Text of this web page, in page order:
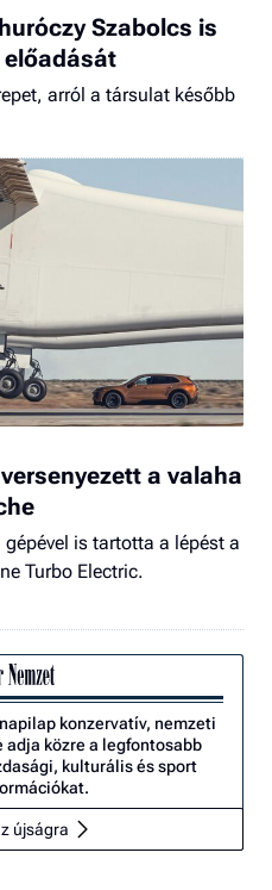
Szabolcs is
előadását
arról a társulat később
a valaha
is tartotta a lépést a
Turbo Electric.
konzervatív, nemzeti
közre a legfontosabb
kulturális és sport
újságra